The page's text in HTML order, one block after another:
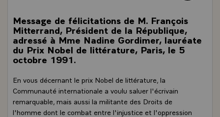
Message de félicitations de M. François
Mitterrand, Président de la République,
adressé à Mme Nadine Gordimer, lauréate
du Prix Nobel de littérature, Paris, le 5
octobre 1991.
En vous décernant le prix Nobel de littérature, la
Communauté internationale a voulu saluer l'écrivain
remarquable, mais aussi la militante des Droits de
l'homme dont le combat entre l'injustice et l'oppression